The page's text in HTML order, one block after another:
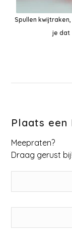
Spullen
je dat
Plaats een
Meepraten?
Draag gerust bij!